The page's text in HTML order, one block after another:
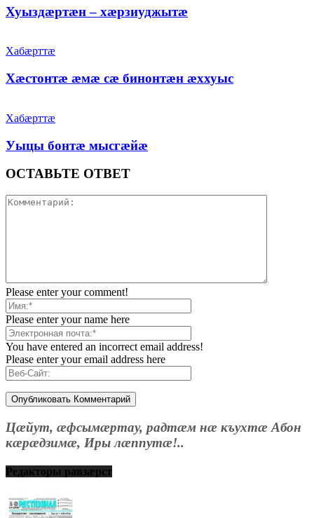
Хуыздæртæн – хæрзиуджытæ
Хабæрттæ
Хæстонтæ æмæ сæ бинонтæн æххуыс
Хабæрттæ
Уыцы бонтæ мысгæйæ
ОСТАВЬТЕ ОТВЕТ
Please enter your comment!
Please enter your name here
You have entered an incorrect email address!
Please enter your email address here
Цæйут, æфсымæртау, радтæм нæ къухтæ Абон
кæрæдзимæ, Иры лæппутæ!..
Редакторы равзæрст